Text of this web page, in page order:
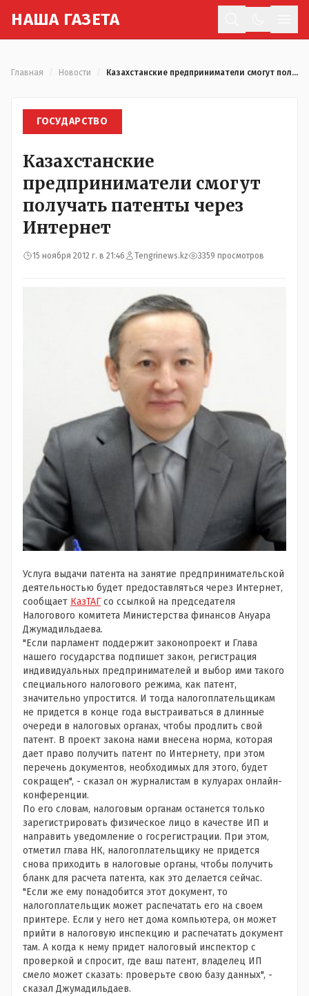
НАША ГАЗЕТА
Главная Новости Казахстанские предприниматели смогут получать патенты через Интернет
ГОСУДАРСТВО
Казахстанские
предприниматели смогут
получать патенты через
Интернет
15 ноября 2012 г. в 21:46 Tengrinews.kz 3359 просмотров
Услуга выдачи патента на занятие предпринимательской
деятельностью будет предоставляться через Интернет,
сообщает КазТАГсо ссылкой на председателя
Налогового комитета Министерства финансов Ануара
Джумадильдаева.
"Если парламент поддержит законопроект и Глава
нашего государства подпишет закон, регистрация
индивидуальных предпринимателей и выбор ими такого
специального налогового режима, как патент,
значительно упростится. И тогда налогоплательщикам
не придется в конце года выстраиваться в длинные
очереди в налоговых органах, чтобы продлить свой
патент. В проект закона нами внесена норма, которая
дает право получить патент по Интернету, при этом
перечень документов, необходимых для этого, будет
сокращен", - сказал он журналистам в кулуарах онлайн-
конференции.
По его словам, налоговым органам останется только
зарегистрировать физическое лицо в качестве ИП и
направить уведомление о госрегистрации. При этом,
отметил глава НК, налогоплательщику не придется
снова приходить в налоговые органы, чтобы получить
бланк для расчета патента, как это делается сейчас.
"Если же ему понадобится этот документ, то
налогоплательщик может распечатать его на своем
принтере. Если у него нет дома компьютера, он может
прийти в налоговую инспекцию и распечатать документ
там. А когда к нему придет налоговый инспектор с
проверкой и спросит, где ваш патент, владелец ИП
смело может сказать: проверьте свою базу данных", -
сказал Джумадильдаев.